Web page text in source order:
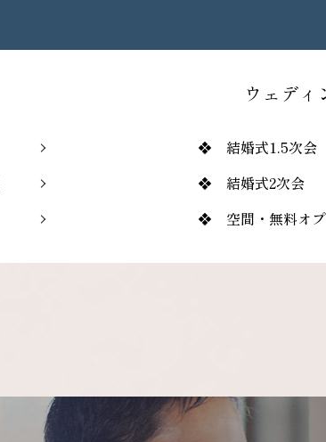
ウェディ
❖ 結婚式1.5次会
❖ 結婚式2次会
❖ 空間・無料オ